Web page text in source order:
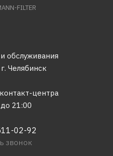
FILTER
обслуживания
г. Челябинск
центра
21:00
02-92
ЗВОНОК